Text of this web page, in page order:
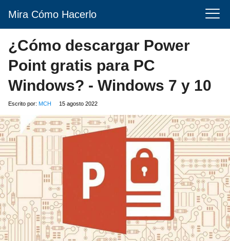
Mira Cómo Hacerlo
¿Cómo descargar Power
Point gratis para PC
Windows? - Windows 7 y 10
Escrito por: MCH 15 agosto 2022